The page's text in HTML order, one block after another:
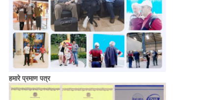
हमारे प्रमाण पत्र